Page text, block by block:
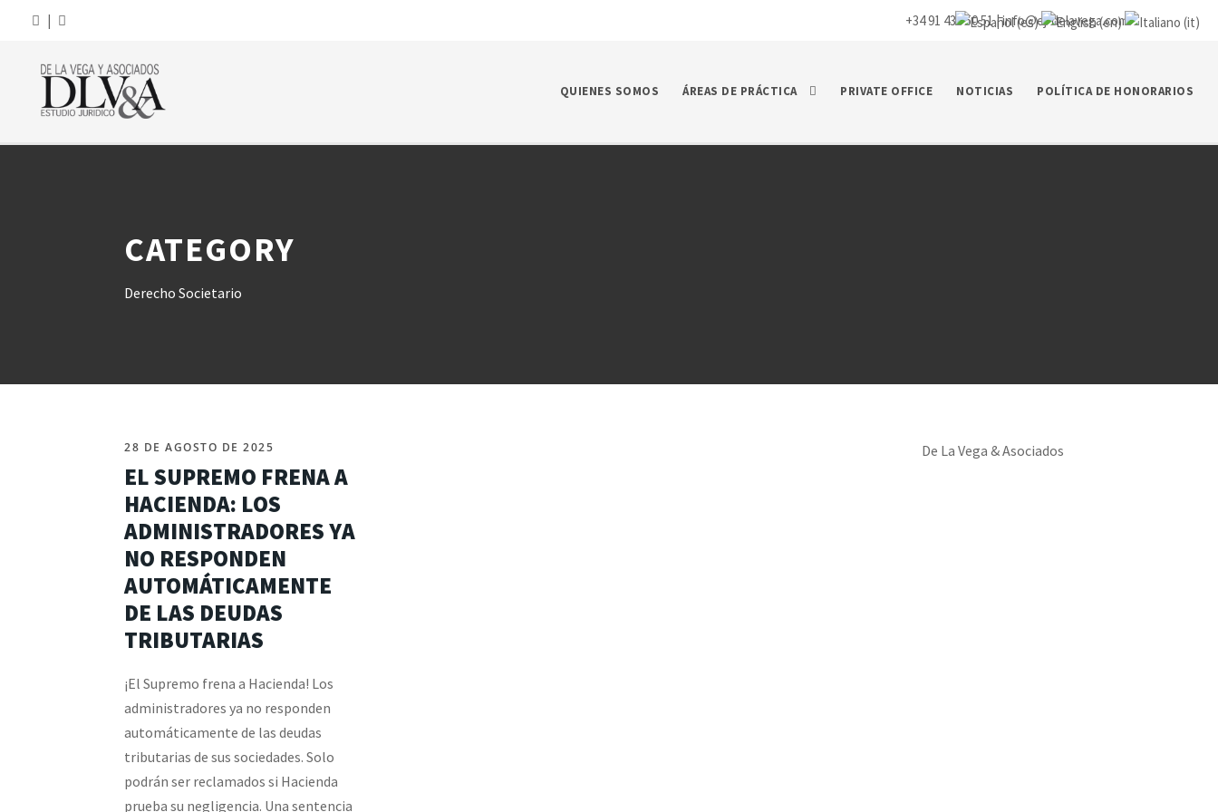
| +34 91 435 50 51 |info@ej-delavega.com
QUIENES SOMOS ÁREAS DE PRÁCTICA PRIVATE OFFICE NOTICIAS POLÍTICA DE HONORARIOS
CATEGORY
Derecho Societario
28 DE AGOSTO DE 2025
EL SUPREMO FRENA A
HACIENDA: LOS
ADMINISTRADORES YA
NO RESPONDEN
AUTOMÁTICAMENTE
DE LAS DEUDAS
TRIBUTARIAS
¡El Supremo frena a Hacienda! Los
administradores ya no responden
automáticamente de las deudas
tributarias de sus sociedades. Solo
podrán ser reclamados si Hacienda
prueba su negligencia. Una sentencia
De La Vega & Asociados